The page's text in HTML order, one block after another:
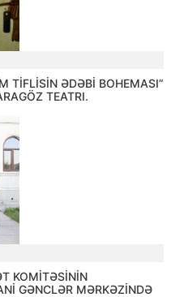
TİFLİSİN ƏDƏBİ BOHEMASI”
TEATRI.
KOMİTƏSİNİN
GƏNCLƏR MƏRKƏZİNDƏ